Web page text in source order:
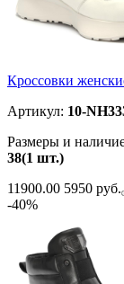
Кроссовки
Артикул: 10-
Размеры и
38(1 шт.)
11900.00 5950 руб.
-40%